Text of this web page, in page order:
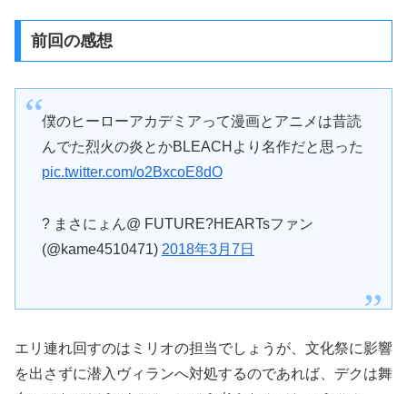
前回の感想
僕のヒーローアカデミアって漫画とアニメは昔読
んでた烈火の炎とかBLEACHより名作だと思った
pic.twitter.com/o2BxcoE8dO
? まさにょん@ FUTURE?HEARTsファン
(@kame4510471) 2018年3月7日
エリ連れ回すのはミリオの担当でしょうが、文化祭に影響
を出さずに潜入ヴィランへ対処するのであれば、デクは舞